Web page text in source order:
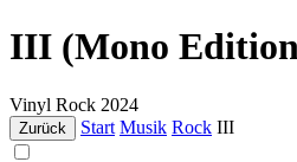
III (Mono
Vinyl Rock 2024
Zurück Start Musik Rock III